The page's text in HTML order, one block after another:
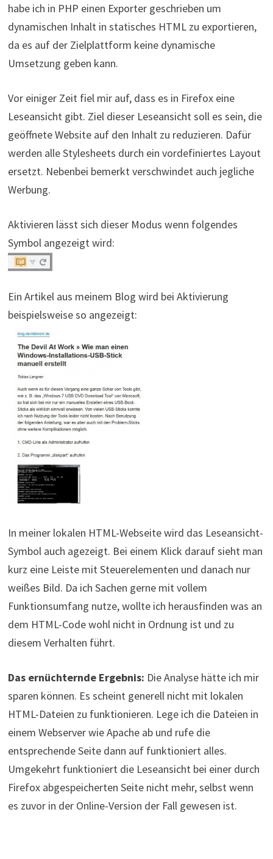
habe ich in PHP einen Exporter geschrieben um
dynamischen Inhalt in statisches HTML zu exportieren,
da es auf der Zielplattform keine dynamische
Umsetzung geben kann.
Vor einiger Zeit fiel mir auf, dass es in Firefox eine
Leseansicht gibt. Ziel dieser Leseansicht soll es sein, die
geöffnete Website auf den Inhalt zu reduzieren. Dafür
werden alle Stylesheets durch ein vordefiniertes Layout
ersetzt. Nebenbei bemerkt verschwindet auch jegliche
Werbung.
Aktivieren lässt sich dieser Modus wenn folgendes
Symbol angezeigt wird:
Ein Artikel aus meinem Blog wird bei Aktivierung
beispielsweise so angezeigt:
In meiner lokalen HTML-Webseite wird das Leseansicht-
Symbol auch agezeigt. Bei einem Klick darauf sieht man
kurz eine Leiste mit Steuerelementen und danach nur
weißes Bild. Da ich Sachen gerne mit vollem
Funktionsumfang nutze, wollte ich herausfinden was an
dem HTML-Code wohl nicht in Ordnung ist und zu
diesem Verhalten führt.
Das ernüchternde Ergebnis: Die Analyse hätte ich mir
sparen können. Es scheint generell nicht mit lokalen
HTML-Dateien zu funktionieren. Lege ich die Dateien in
einem Webserver wie Apache ab und rufe die
entsprechende Seite dann auf funktioniert alles.
Umgekehrt funktioniert die Leseansicht bei einer durch
Firefox abgespeicherten Seite nicht mehr, selbst wenn
es zuvor in der Online-Version der Fall gewesen ist.